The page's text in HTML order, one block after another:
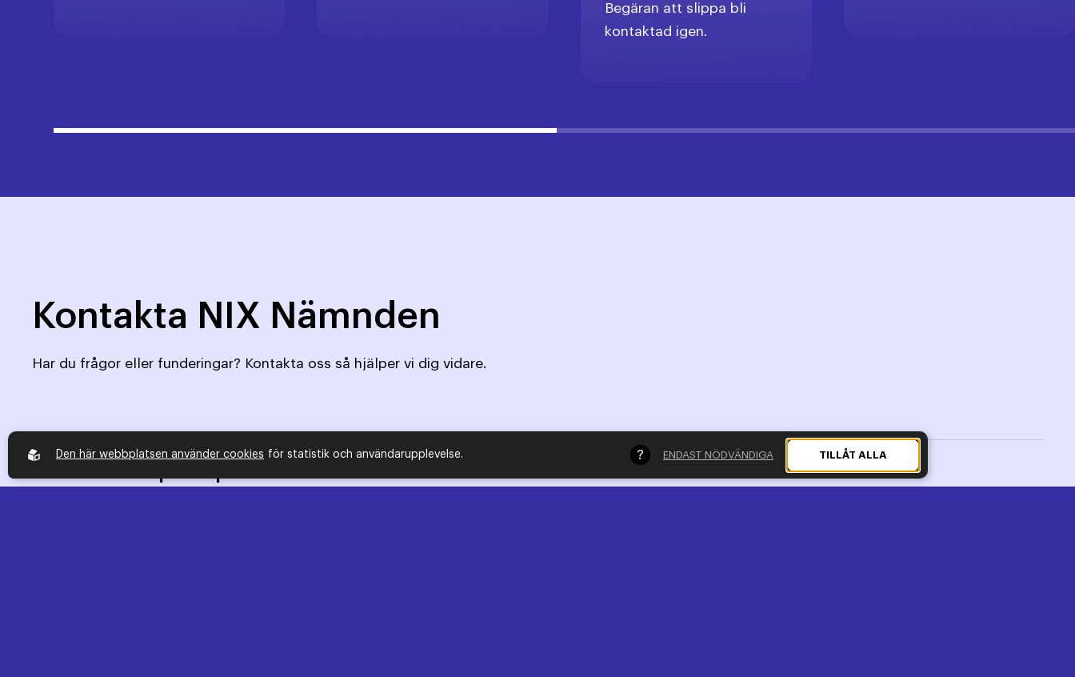
Begäran att slippa bli
kontaktad igen.
Kontakta NIX Nämnden
Har du frågor eller funderingar? Kontakta oss så hjälper vi dig vidare.
Presskontakt
Den här webbplatsen använder cookies för statistik och användarupplevelse. ENDAST NÖDVÄNDIGA TILLÅT ALLA